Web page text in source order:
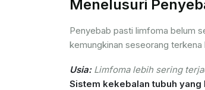
Menelusuri
Penyebab pasti limfoma belum
kemungkinan seseorang terkena
Usia:Limfoma lebih sering
Sistem kekebalan tubuh yang